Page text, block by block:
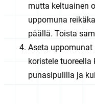
mutta keltuainen
uppomuna
päällä. Toista
Aseta
koristele
punasipulilla ja